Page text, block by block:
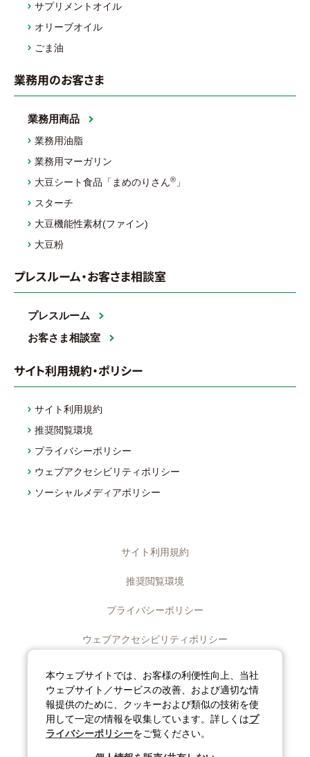
サプリメントオイル
オリーブオイル
ごま油
業務用のお客さま
業務用商品
業務用油脂
業務用マーガリン
大豆シート食品「まめのりさん® 」
スターチ
大豆機能性素材(ファイン)
大豆粉
プレスルーム・お客さま相談室
プレスルーム
お客さま相談室
サイト利用規約・ポリシー
サイト利用規約
推奨閲覧環境
プライバシーポリシー
ウェブアクセシビリティポリシー
ソーシャルメディアポリシー
サイト利用規約
推奨閲覧環境
プライバシーポリシー
ウェブアクセシビリティポリシー
ディスクロージャーポリシー
ソーシャルメディアポリシー
サイトマップ
本ウェブサイトでは、お客様の利便性向上、当社
ウェブサイト／サービスの改善、および適切な情
報提供のために、クッキーおよび類似の技術を使
用して一定の情報を収集しています。詳しくはプ
ライバシーポリシーをご覧ください。